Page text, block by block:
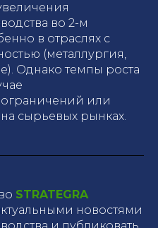
во 2-м
в отраслях с
(металлургия,
Однако темпы роста
или
сырьевых рынках.
STRATEGRA
новостями